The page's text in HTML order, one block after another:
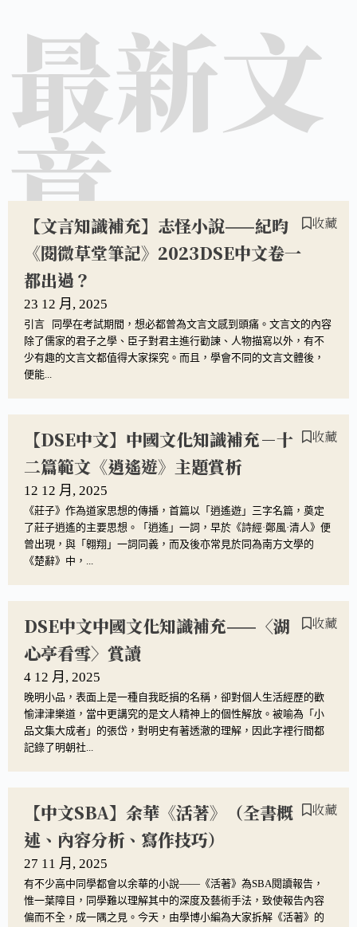
最新文
章
【文言知識補充】志怪小說——紀昀
《閱微草堂筆記》2023DSE中文卷一
都出過？
收藏
23 12 月, 2025
引言 同學在考試期間，想必都曾為文言文感到頭痛。文言文的內容
除了儒家的君子之學、臣子對君主進行勸諫、人物描寫以外，有不
少有趣的文言文都值得大家探究。而且，學會不同的文言文體後，
便能...
【DSE中文】中國文化知識補充－十
二篇範文《逍遙遊》主題賞析
收藏
12 12 月, 2025
《莊子》作為道家思想的傳播，首篇以「逍遙遊」三字名篇，奠定
了莊子逍遙的主要思想。「逍遙」一詞，早於《詩經·鄭風·清人》便
曾出現，與「翱翔」一詞同義，而及後亦常見於同為南方文學的
《楚辭》中，...
DSE中文中國文化知識補充——〈湖
心亭看雪〉賞讀
收藏
4 12 月, 2025
晚明小品，表面上是一種自我眨損的名稱，卻對個人生活經歷的歡
愉津津樂道，當中更講究的是文人精神上的個性解放。被喻為「小
品文集大成者」的張岱，對明史有著透澈的理解，因此字裡行間都
記錄了明朝社...
【中文SBA】余華《活著》（全書概
述、內容分析、寫作技巧）
收藏
27 11 月, 2025
有不少高中同學都會以余華的小說——《活著》為SBA閱讀報告，
惟一葉障目，同學難以理解其中的深度及藝術手法，致使報告內容
偏而不全，成一隅之見。今天，由學博小編為大家拆解《活著》的